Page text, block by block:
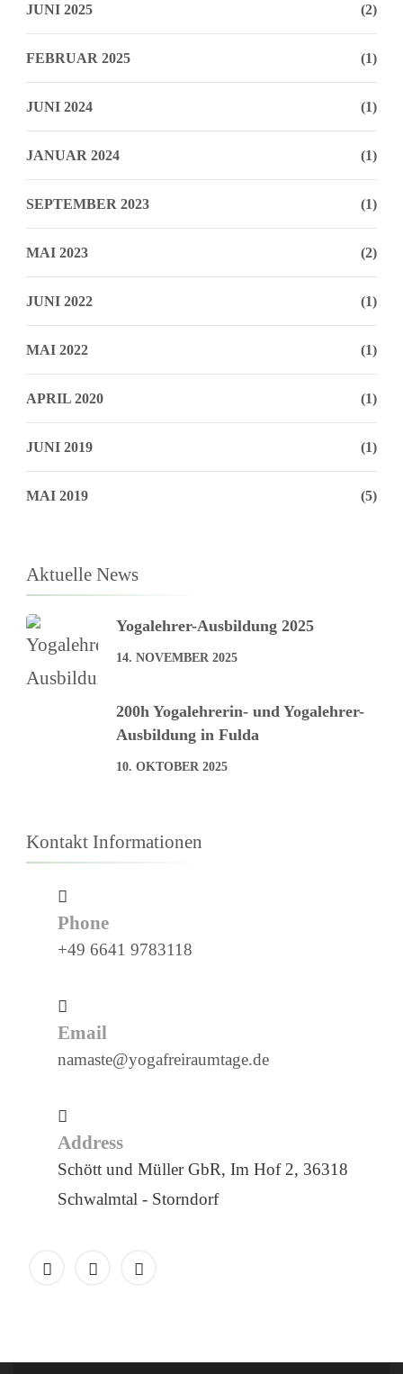
JUNI 2025 (2)
FEBRUAR 2025 (1)
JUNI 2024 (1)
JANUAR 2024 (1)
SEPTEMBER 2023 (1)
MAI 2023 (2)
JUNI 2022 (1)
MAI 2022 (1)
APRIL 2020 (1)
JUNI 2019 (1)
MAI 2019 (5)
Aktuelle News
Yogalehrer-Ausbildung 2025
14. NOVEMBER 2025
200h Yogalehrerin- und Yogalehrer-
Ausbildung in Fulda
10. OKTOBER 2025
Kontakt Informationen
Phone
+49 6641 9783118
Email
namaste@yogafreiraumtage.de
Address
Schött und Müller GbR, Im Hof 2, 36318
Schwalmtal - Storndorf